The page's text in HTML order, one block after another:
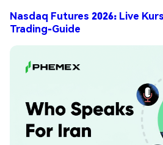
Nasdaq Futures 2026: Live
Trading-Guide